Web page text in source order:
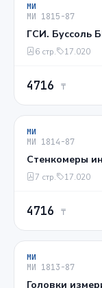
МИ
МИ 1815-87
ГСИ. Буссоль
6 стр. 17.020
4716 ₸
МИ
МИ 1814-87
Стенкомеры
7 стр. 17.020
4716 ₸
МИ
МИ 1813-87
Головки